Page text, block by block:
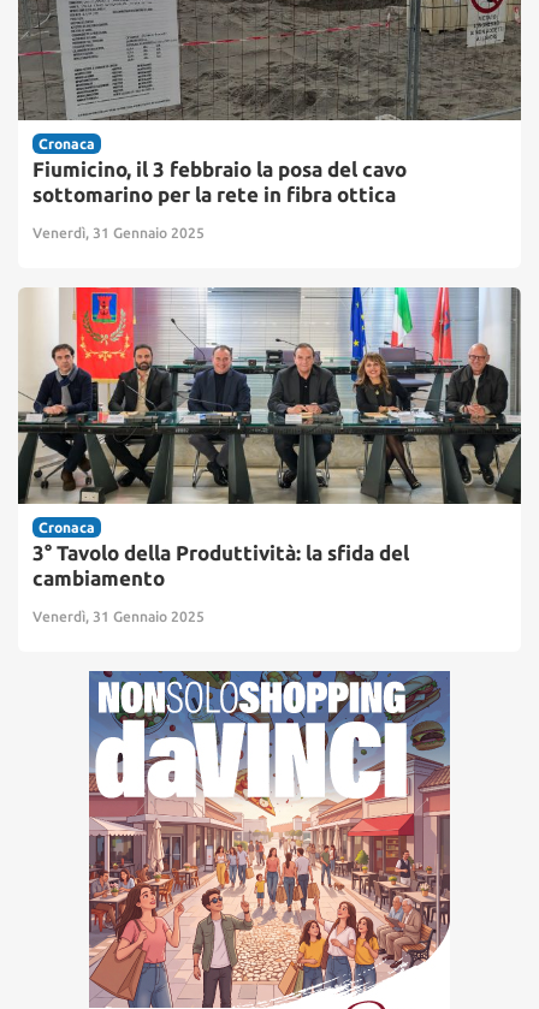
Cronaca
Fiumicino, il 3 febbraio la posa del cavo
sottomarino per la rete in fibra ottica
Venerdì, 31 Gennaio 2025
Cronaca
3° Tavolo della Produttività: la sfida del
cambiamento
Venerdì, 31 Gennaio 2025